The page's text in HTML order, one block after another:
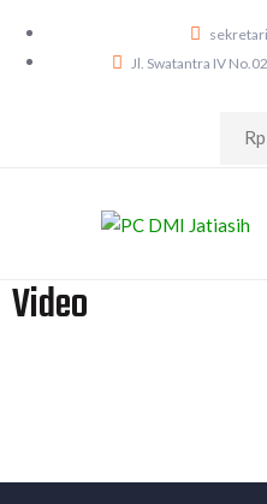
Jl. Swatantra IV
Rp
Video